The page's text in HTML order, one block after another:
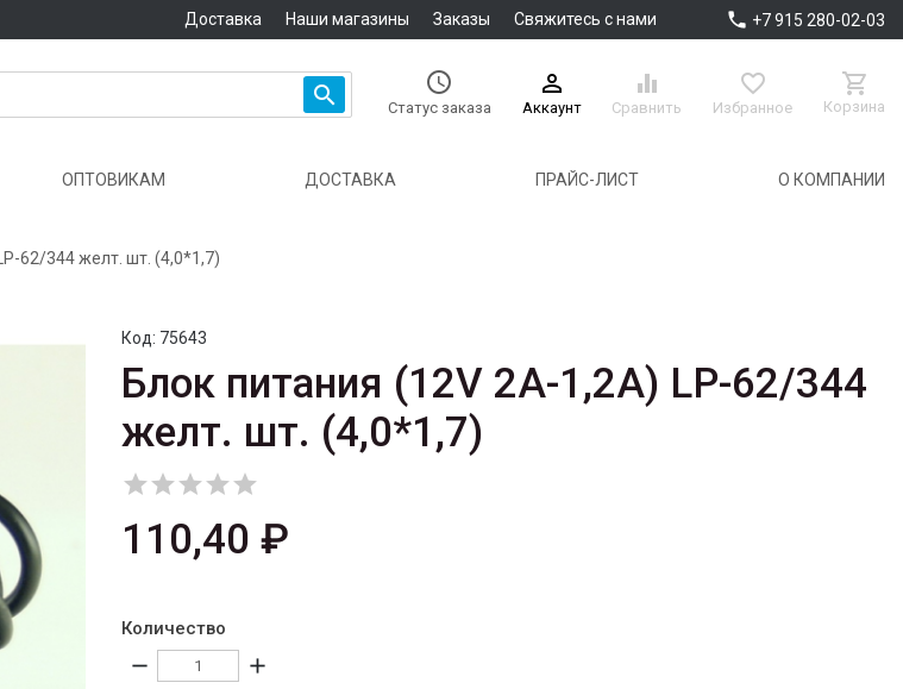
Доставка Наши магазины Заказы Свяжитесь с нами  +7 915 280-02-03
 
Статус заказа

Аккаунт

Сравнить

Избранное

Корзина
ОПТОВИКАМ ДОСТАВКА ПРАЙС-ЛИСТ О КОМПАНИИ
62/344 желт. шт. (4,0*1,7)
Код: 75643
Блок питания (12V 2A-1,2A) LP-62/344
желт. шт. (4,0*1,7)

110,40 ₽
Количество
remove add